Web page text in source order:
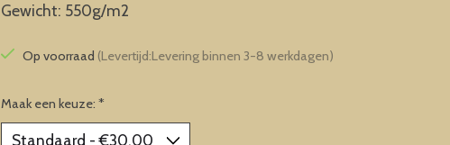
Gewicht: 550g/m2
Op voorraad (Levertijd:Levering binnen 3-8 werkdagen)
Maak een keuze: *